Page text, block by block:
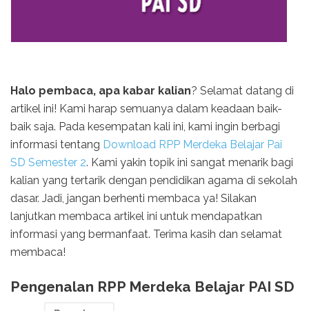
Halo pembaca, apa kabar kalian? Selamat datang di
artikel ini! Kami harap semuanya dalam keadaan baik-
baik saja. Pada kesempatan kali ini, kami ingin berbagi
informasi tentang Download RPP Merdeka Belajar Pai
SD Semester 2. Kami yakin topik ini sangat menarik bagi
kalian yang tertarik dengan pendidikan agama di sekolah
dasar. Jadi, jangan berhenti membaca ya! Silakan
lanjutkan membaca artikel ini untuk mendapatkan
informasi yang bermanfaat. Terima kasih dan selamat
membaca!
Pengenalan RPP Merdeka Belajar PAI SD